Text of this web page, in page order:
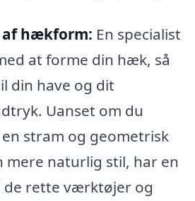
hækform: En specialist
at forme din hæk, så
din have og dit
Uanset om du
stram og geometrisk
mere naturlig stil, har en
de rette værktøjer og